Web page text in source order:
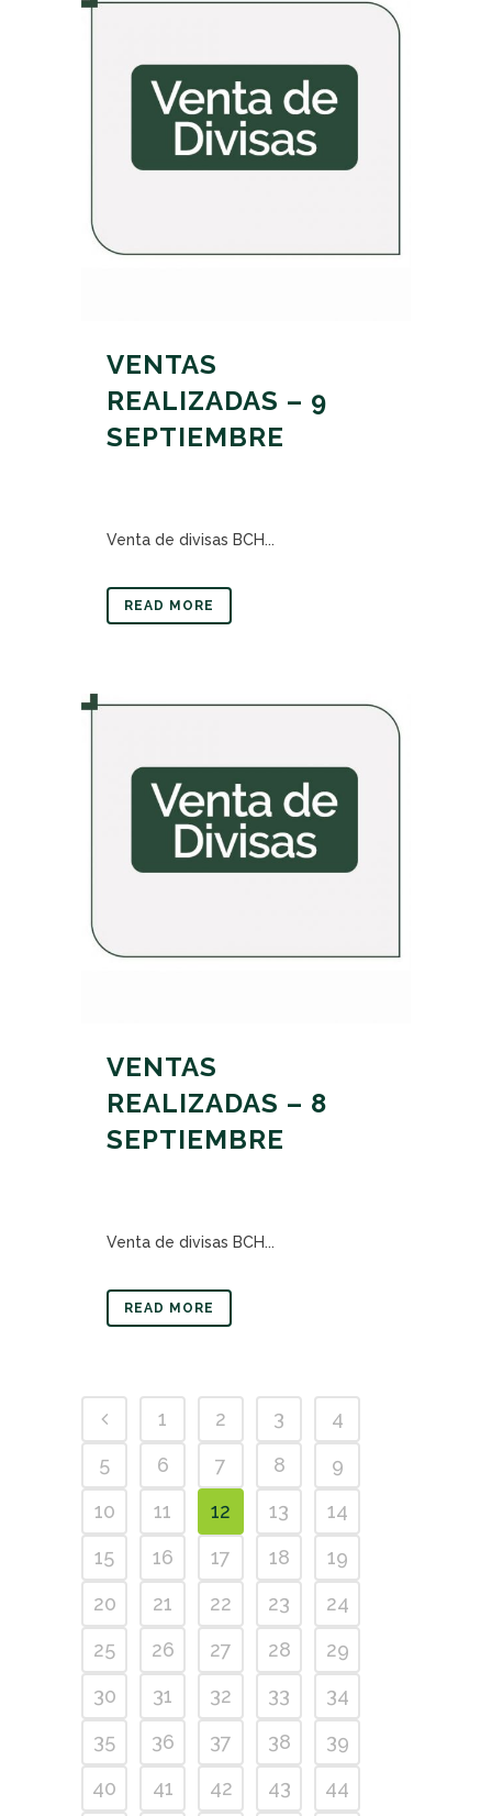
VENTAS
REALIZADAS – 9
SEPTIEMBRE
Venta de divisas BCH...
READ MORE
VENTAS
REALIZADAS – 8
SEPTIEMBRE
Venta de divisas BCH...
READ MORE
1 2 3
4
5
6 7 8
9
10
11 12 13
14
15
16 17 18
19
20
21 22 23
24
25
26 27 28
29
30
31 32 33
34
35
36 37 38
39
40
41 42 43
44